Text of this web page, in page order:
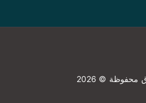
© 2026